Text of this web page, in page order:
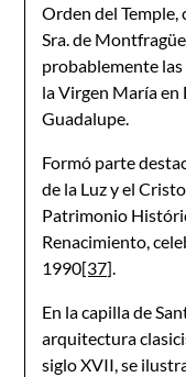
Orden del Temple,
Sra. de
probablemente
la Virgen María en
Guadalupe.
Formó parte
de la Luz y el
Patrimonio
Renacimiento,
1990[37].
En la capilla de
arquitectura
siglo XVII, se